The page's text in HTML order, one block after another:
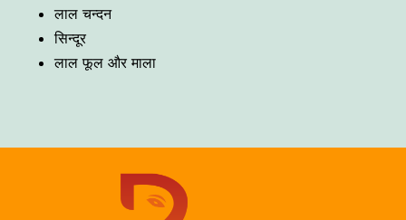
लाल चन्दन
सिन्दूर
लाल फूल और माला